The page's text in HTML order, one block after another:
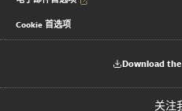
Cookie 首选项
Download
关注